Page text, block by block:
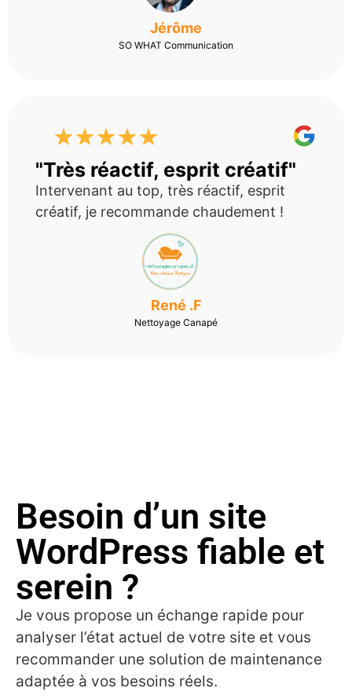
Jérôme
SO WHAT Communication
"Très réactif, esprit créatif"
Intervenant au top, très réactif, esprit
créatif, je recommande chaudement !
René .F
Nettoyage Canapé
Besoin d’un site
WordPress fiable et
serein ?
Je vous propose un échange rapide pour
analyser l’état actuel de votre site et vous
recommander une solution de maintenance
adaptée à vos besoins réels.